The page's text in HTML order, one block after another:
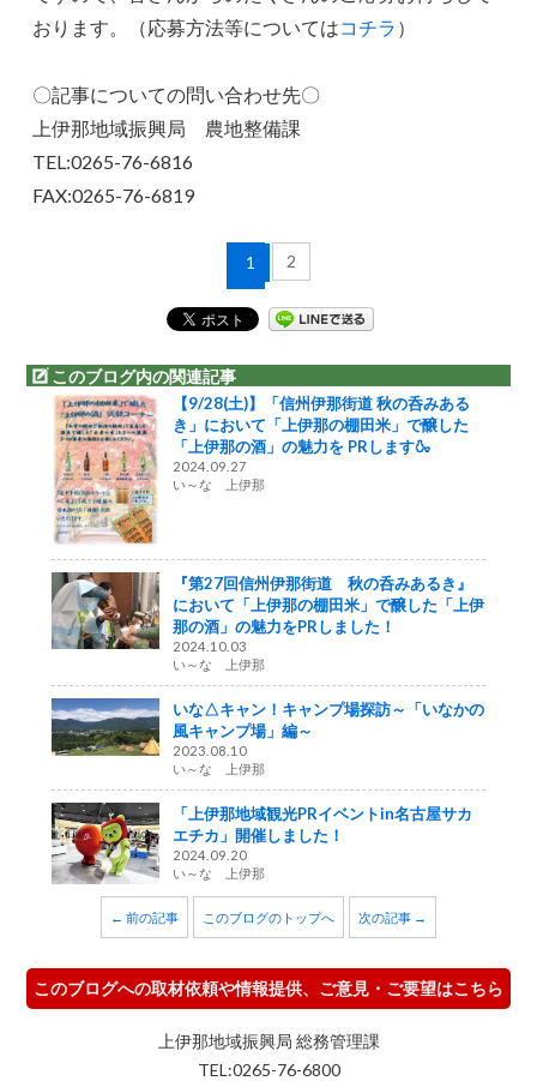
おります。（応募方法等についてはコチラ ）
〇記事についての問い合わせ先〇
上伊那地域振興局 農地整備課
TEL:0265-76-6816
FAX:0265-76-6819
1 2
このブログ内の関連記事
【9/28(土)】「信州伊那街道 秋の呑みある
き」において「上伊那の棚田米」で醸した
「上伊那の酒」の魅力を PRします🍶
2024.09.27
い～な 上伊那
『第27回信州伊那街道 秋の呑みあるき』
において「上伊那の棚田米」で醸した「上伊
那の酒」の魅力をPRしました！
2024.10.03
い～な 上伊那
いな△キャン！キャンプ場探訪～「いなかの
風キャンプ場」編～
2023.08.10
い～な 上伊那
「上伊那地域観光PRイベントin名古屋サカ
エチカ」開催しました！
2024.09.20
い～な 上伊那
← 前の記事 このブログのトップへ 次の記事 →
このブログへの取材依頼や情報提供、ご意見・ご要望はこちら
上伊那地域振興局 総務管理課
TEL:0265-76-6800